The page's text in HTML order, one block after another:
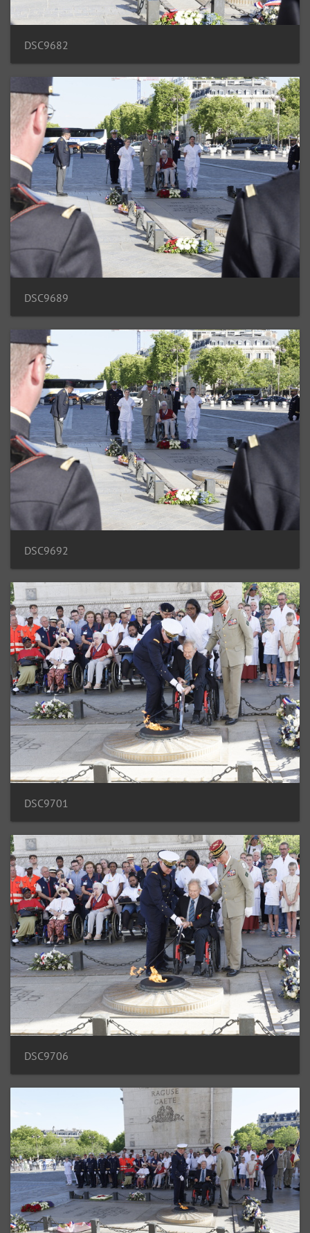
DSC9682
DSC9689
DSC9692
DSC9701
DSC9706